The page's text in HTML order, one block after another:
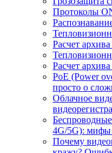
Протоколы
Расчет
Расчет
PoE (Power
просто о
Облачное
4G/5G): мифы
Почему